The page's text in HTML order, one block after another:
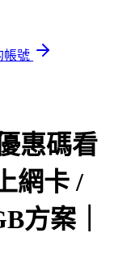
帳號
惠碼看
網卡 /
方案｜